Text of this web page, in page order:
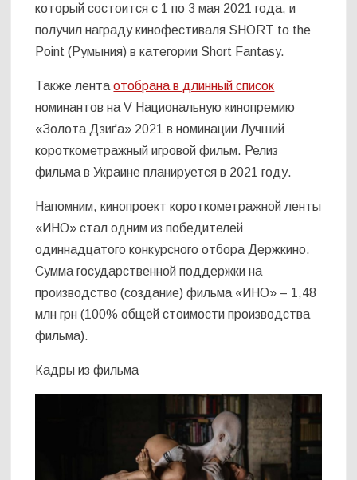
который состоится с 1 по 3 мая 2021 года, и
получил награду кинофестиваля SHORT to the
Point (Румыния) в категории Short Fantasy.
Также лентаотобрана в длинный список
номинантов на V Национальную кинопремию
«Золота Дзиґа» 2021 в номинации Лучший
короткометражный игровой фильм. Релиз
фильма в Украине планируется в 2021 году.
Напомним, кинопроект короткометражной ленты
«ИНО» стал одним из победителей
одиннадцатого конкурсного отбора Держкино.
Сумма государственной поддержки на
производство (создание) фильма «ИНО» – 1,48
млн грн (100% общей стоимости производства
фильма).
Кадры из фильма